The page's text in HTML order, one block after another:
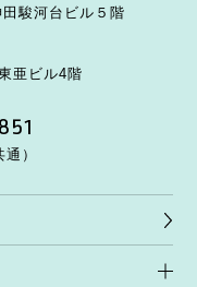
田駿河台ビル５階
亜ビル4階
）